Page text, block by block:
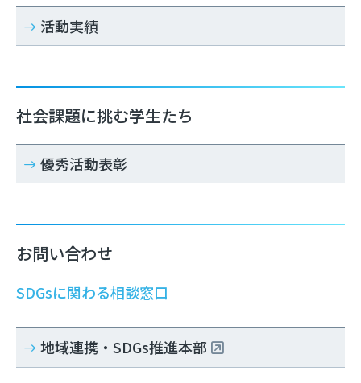
活動実績
社会課題に挑む学生たち
優秀活動表彰
お問い合わせ
SDGsに関わる相談窓口
地域連携・SDGs推進本部